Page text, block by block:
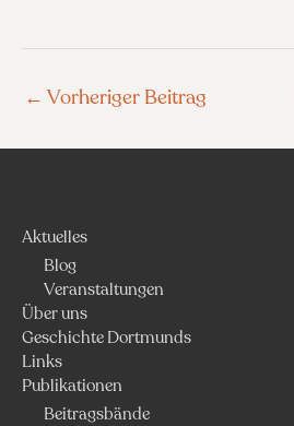
← Vorheriger Beitrag
Aktuelles
Blog
Veranstaltungen
Über uns
Geschichte Dortmunds
Links
Publikationen
Beitragsbände